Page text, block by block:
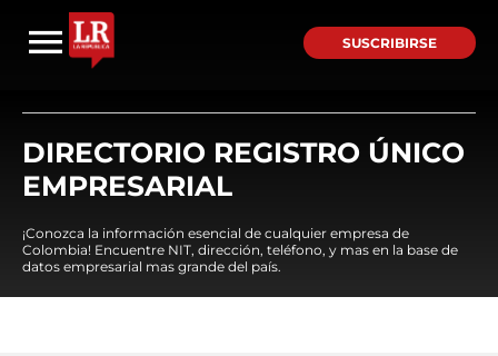
SUSCRIBIRSE
DIRECTORIO REGISTRO ÚNICO
EMPRESARIAL
¡Conozca la información esencial de cualquier empresa de
Colombia! Encuentre NIT, dirección, teléfono, y mas en la base de
datos empresarial mas grande del país.